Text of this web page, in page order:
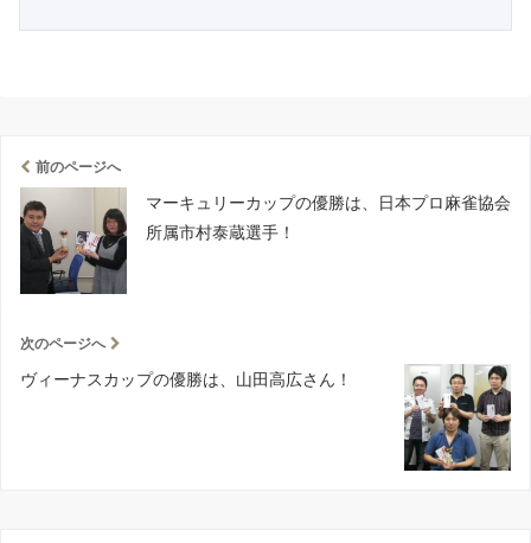
前のページへ
マーキュリーカップの優勝は、日本プロ麻雀協会
所属市村泰蔵選手！
次のページへ
ヴィーナスカップの優勝は、山田高広さん！